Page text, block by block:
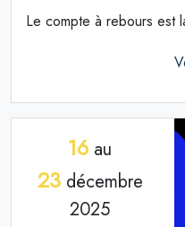
Le compte à rebours est
16 au
23décembre
2025